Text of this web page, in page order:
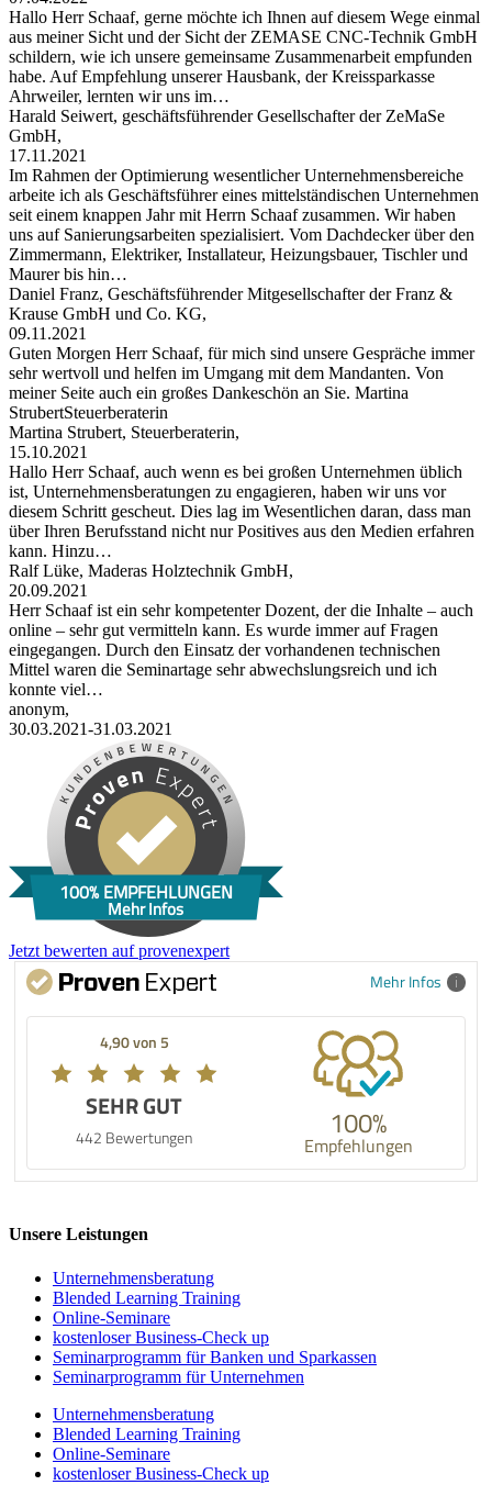
Hallo Herr Schaaf, gerne möchte ich Ihnen auf diesem Wege einmal
aus meiner Sicht und der Sicht der ZEMASE CNC-Technik GmbH
schildern, wie ich unsere gemeinsame Zusammenarbeit empfunden
habe. Auf Empfehlung unserer Hausbank, der Kreissparkasse
Ahrweiler, lernten wir uns im…
Harald Seiwert, geschäftsführender Gesellschafter der ZeMaSe
GmbH,
17.11.2021
Im Rahmen der Optimierung wesentlicher Unternehmensbereiche
arbeite ich als Geschäftsführer eines mittelständischen Unternehmen
seit einem knappen Jahr mit Herrn Schaaf zusammen. Wir haben
uns auf Sanierungsarbeiten spezialisiert. Vom Dachdecker über den
Zimmermann, Elektriker, Installateur, Heizungsbauer, Tischler und
Maurer bis hin…
Daniel Franz, Geschäftsführender Mitgesellschafter der Franz &
Krause GmbH und Co. KG,
09.11.2021
Guten Morgen Herr Schaaf, für mich sind unsere Gespräche immer
sehr wertvoll und helfen im Umgang mit dem Mandanten. Von
meiner Seite auch ein großes Dankeschön an Sie. Martina
StrubertSteuerberaterin
Martina Strubert, Steuerberaterin,
15.10.2021
Hallo Herr Schaaf, auch wenn es bei großen Unternehmen üblich
ist, Unternehmensberatungen zu engagieren, haben wir uns vor
diesem Schritt gescheut. Dies lag im Wesentlichen daran, dass man
über Ihren Berufsstand nicht nur Positives aus den Medien erfahren
kann. Hinzu…
Ralf Lüke, Maderas Holztechnik GmbH,
20.09.2021
Herr Schaaf ist ein sehr kompetenter Dozent, der die Inhalte – auch
online – sehr gut vermitteln kann. Es wurde immer auf Fragen
eingegangen. Durch den Einsatz der vorhandenen technischen
Mittel waren die Seminartage sehr abwechslungsreich und ich
konnte viel…
anonym,
30.03.2021-31.03.2021
100% EMPFEHLUNGEN
Mehr Infos
Jetzt bewerten auf provenexpert
Mehr Infos
4,90 von 5
SEHR GUT
442 Bewertungen 100%
Empfehlungen
Unsere Leistungen
Unternehmens­beratung
Blended Learning Training
Online-Seminare
kostenloser Business-Check up
Seminarprogramm für Banken und Sparkassen
Seminarprogramm für Unternehmen
Unternehmens­beratung
Blended Learning Training
Online-Seminare
kostenloser Business-Check up